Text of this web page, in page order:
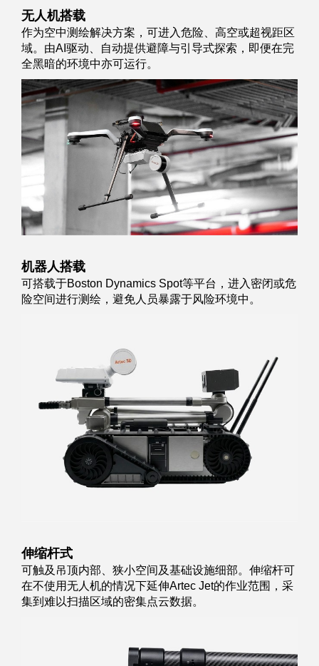
无人机搭载
作为空中测绘解决方案，可进入危险、高空或超视距区
域。由AI驱动、自动提供避障与引导式探索，即便在完
全黑暗的环境中亦可运行。
机器人搭载
可搭载于Boston Dynamics Spot等平台，进入密闭或危
险空间进行测绘，避免人员暴露于风险环境中。
伸缩杆式
可触及吊顶内部、狭小空间及基础设施细部。伸缩杆可
在不使用无人机的情况下延伸Artec Jet的作业范围，采
集到难以扫描区域的密集点云数据。